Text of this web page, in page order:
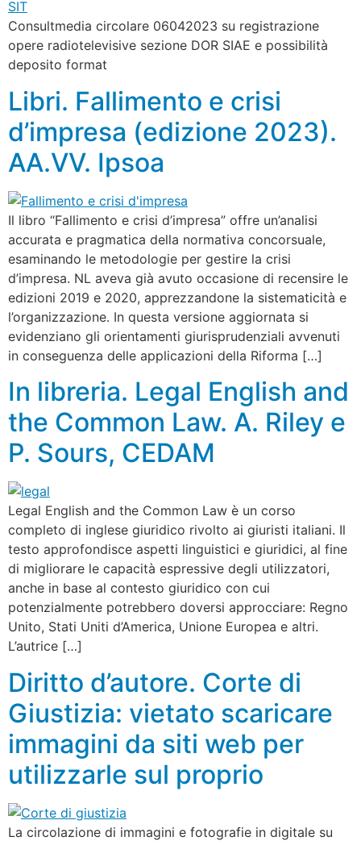
Consultmedia circolare 06042023 su registrazione
opere radiotelevisive sezione DOR SIAE e possibilità
deposito format
Libri. Fallimento e crisi
d’impresa (edizione 2023).
AA.VV. Ipsoa
Il libro “Fallimento e crisi d’impresa” offre un’analisi
accurata e pragmatica della normativa concorsuale,
esaminando le metodologie per gestire la crisi
d’impresa. NL aveva già avuto occasione di recensire le
edizioni 2019 e 2020, apprezzandone la sistematicità e
l’organizzazione. In questa versione aggiornata si
evidenziano gli orientamenti giurisprudenziali avvenuti
in conseguenza delle applicazioni della Riforma […]
In libreria. Legal English and
the Common Law. A. Riley e
P. Sours, CEDAM
Legal English and the Common Law è un corso
completo di inglese giuridico rivolto ai giuristi italiani. Il
testo approfondisce aspetti linguistici e giuridici, al fine
di migliorare le capacità espressive degli utilizzatori,
anche in base al contesto giuridico con cui
potenzialmente potrebbero doversi approcciare: Regno
Unito, Stati Uniti d’America, Unione Europea e altri.
L’autrice […]
Diritto d’autore. Corte di
Giustizia: vietato scaricare
immagini da siti web per
utilizzarle sul proprio
La circolazione di immagini e fotografie in digitale su